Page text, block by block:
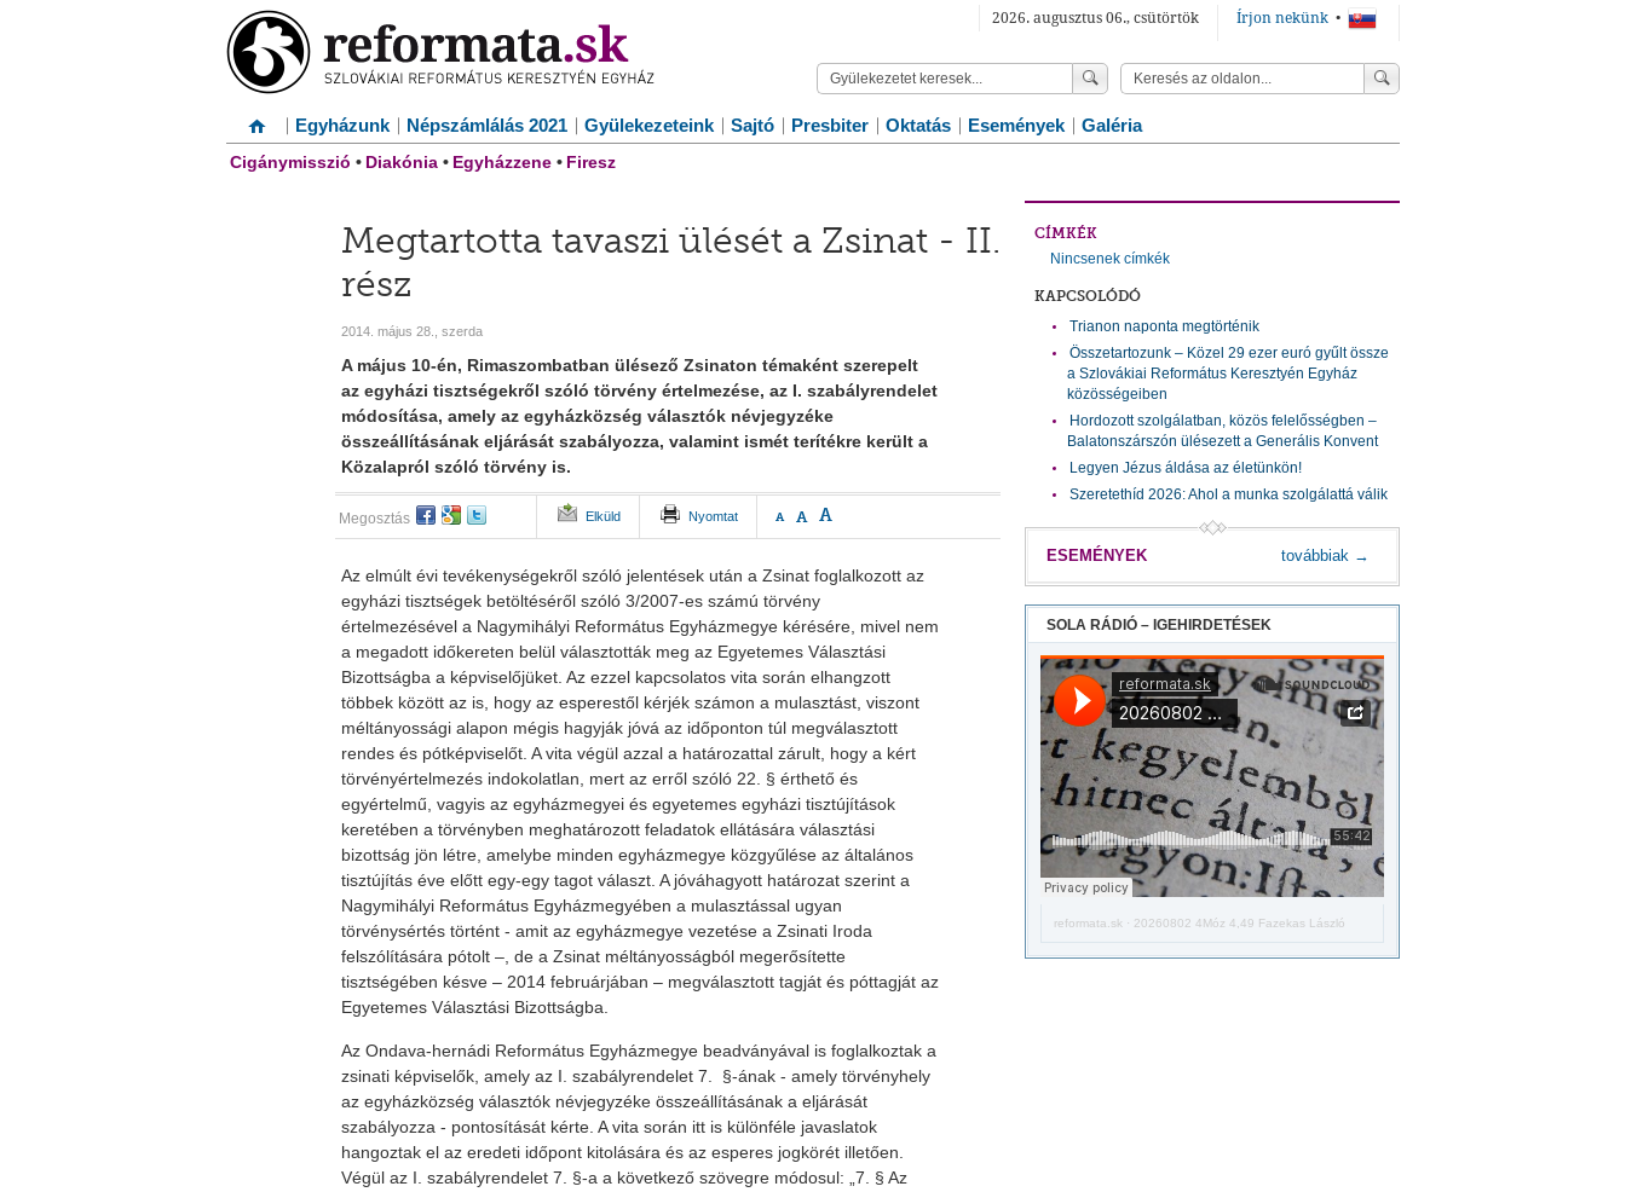
Írjon nekünk •
2026. augusztus 06., csütörtök
Egyházunk Népszámlálás 2021 Gyülekezeteink Sajtó Presbiter Oktatás Események Galéria
Cigánymisszió • Diakónia • Egyházzene • Firesz
Megtartotta tavaszi ülését a Zsinat - II.
rész
2014. május 28., szerda
A május 10-én, Rimaszombatban ülésező Zsinaton témaként szerepelt
az egyházi tisztségekről szóló törvény értelmezése, az I. szabályrendelet
módosítása, amely az egyházközség választók névjegyzéke
összeállításának eljárását szabályozza, valamint ismét terítékre került a
Közalapról szóló törvény is.
Megosztás Elküld Nyomtat A A A
Az elmúlt évi tevékenységekről szóló jelentések után a Zsinat foglalkozott az
egyházi tisztségek betöltéséről szóló 3/2007-es számú törvény
értelmezésével a Nagymihályi Református Egyházmegye kérésére, mivel nem
a megadott időkereten belül választották meg az Egyetemes Választási
Bizottságba a képviselőjüket. Az ezzel kapcsolatos vita során elhangzott
többek között az is, hogy az esperestől kérjék számon a mulasztást, viszont
méltányossági alapon mégis hagyják jóvá az időponton túl megválasztott
rendes és pótképviselőt. A vita végül azzal a határozattal zárult, hogy a kért
törvényértelmezés indokolatlan, mert az erről szóló 22. § érthető és
egyértelmű, vagyis az egyházmegyei és egyetemes egyházi tisztújítások
keretében a törvényben meghatározott feladatok ellátására választási
bizottság jön létre, amelybe minden egyházmegye közgyűlése az általános
tisztújítás éve előtt egy-egy tagot választ. A jóváhagyott határozat szerint a
Nagymihályi Református Egyházmegyében a mulasztással ugyan
törvénysértés történt - amit az egyházmegye vezetése a Zsinati Iroda
felszólítására pótolt –, de a Zsinat méltányosságból megerősítette
tisztségében késve – 2014 februárjában – megválasztott tagját és póttagját az
Egyetemes Választási Bizottságba.
Az Ondava-hernádi Református Egyházmegye beadványával is foglalkoztak a
zsinati képviselők, amely az I. szabályrendelet 7. §-ának - amely törvényhely
az egyházközség választók névjegyzéke összeállításának a eljárását
szabályozza - pontosítását kérte. A vita során itt is különféle javaslatok
hangoztak el az eredeti időpont kitolására és az esperes jogkörét illetően.
Végül az I. szabályrendelet 7. §-a a következő szövegre módosul: „7. § Az
CÍMKÉK
Nincsenek címkék
KAPCSOLÓDÓ
Trianon naponta megtörténik
Összetartozunk – Közel 29 ezer euró gyűlt össze
a Szlovákiai Református Keresztyén Egyház
közösségeiben
Hordozott szolgálatban, közös felelősségben –
Balatonszárszón ülésezett a Generális Konvent
Legyen Jézus áldása az életünkön!
Szeretethíd 2026: Ahol a munka szolgálattá válik
ESEMÉNYEK továbbiak →
SOLA RÁDIÓ – IGEHIRDETÉSEK
reformata.sk · 20260802 4Móz 4,49 Fazekas László